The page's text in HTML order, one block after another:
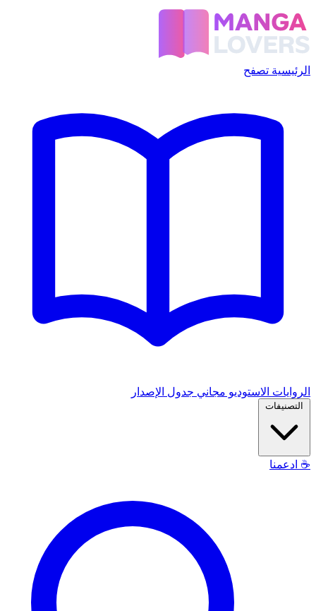
الرئيسية تصفح
الروايات الاستوديو مجاني جدول الإصدار
التصنيفات
☕ ادعمنا